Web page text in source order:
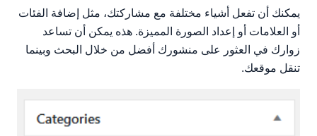
يمكنك أن تفعل أشياء مختلفة مع مشاركتك، مثل إضافة الفئات
أو العلامات أو إعداد الصورة المميزة. هذه يمكن أن تساعد
زوارك في العثور على منشورك أفضل من خلال البحث وبينما
تنقل موقعك.